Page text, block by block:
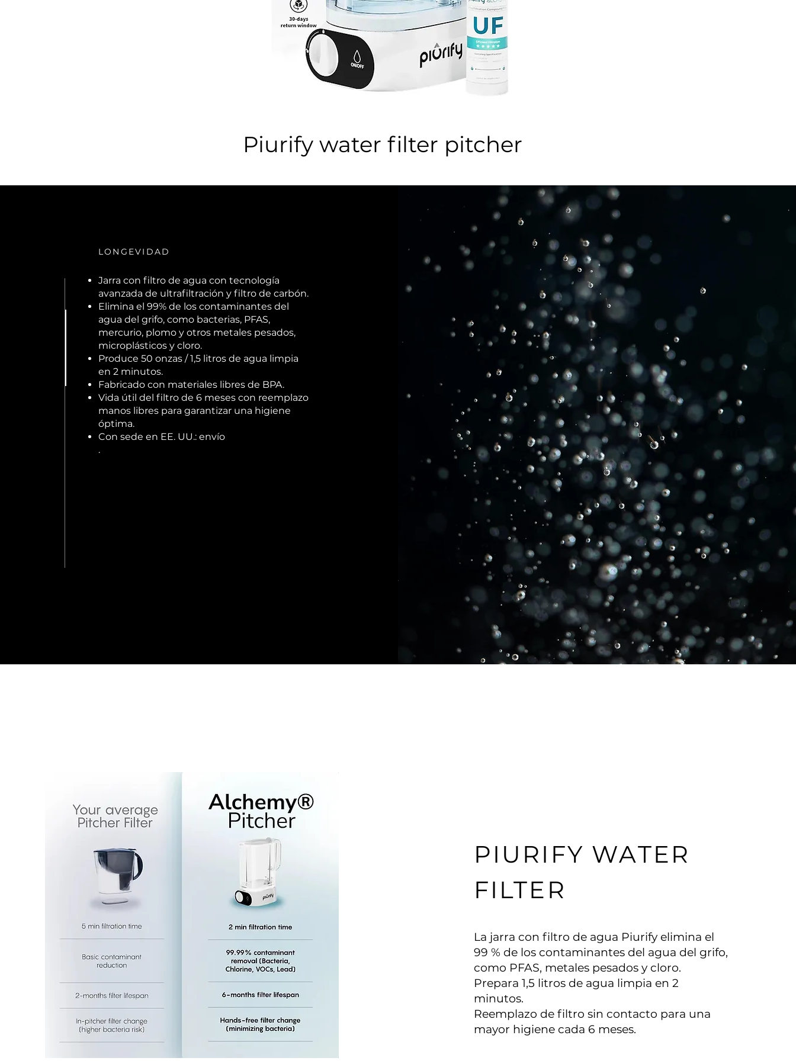
Piurify water filter pitcher
LONGEVIDAD
Jarra con filtro de agua con tecnología
avanzada de ultrafiltración y filtro de carbón.
Elimina el 99% de los contaminantes del
agua del grifo, como bacterias, PFAS,
mercurio, plomo y otros metales pesados,
microplásticos y cloro.
Produce 50 onzas / 1,5 litros de agua limpia
en 2 minutos.
Fabricado con materiales libres de BPA.
Vida útil del filtro de 6 meses con reemplazo
manos libres para garantizar una higiene
óptima.
Con sede en EE. UU.: envío
.
PIURIFY WATER
FILTER
La jarra con filtro de agua Piurify elimina el
99 % de los contaminantes del agua del grifo,
como PFAS, metales pesados ​​y cloro.
Prepara 1,5 litros de agua limpia en 2
minutos.
Reemplazo de filtro sin contacto para una
mayor higiene cada 6 meses.